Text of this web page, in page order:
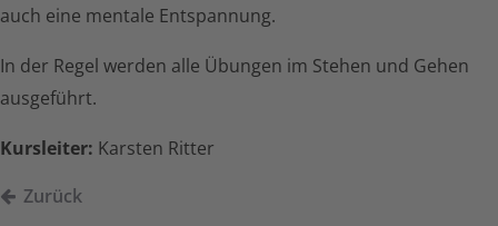
auch eine mentale Entspannung.
In der Regel werden alle Übungen im Stehen und Gehen
ausgeführt.
Kursleiter: Karsten Ritter
Zurück